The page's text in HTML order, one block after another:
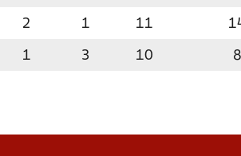
2 1 11
1 3 10 8